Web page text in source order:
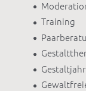
Training